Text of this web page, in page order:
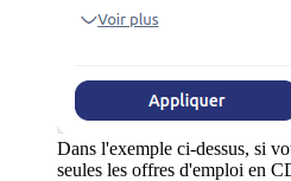
Dans l'exemple ci-dessus, si
seules les offres d'emploi en